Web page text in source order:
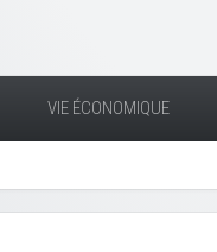
VIE ÉCONOMIQUE